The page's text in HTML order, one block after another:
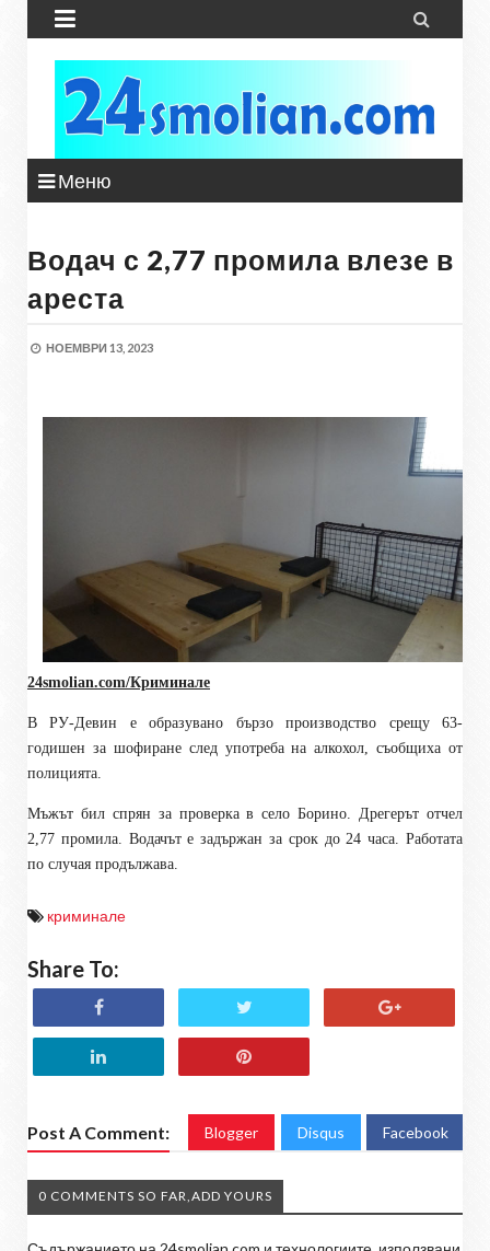
 
Меню
Водач с 2,77 промила влезе в
ареста
НОЕМВРИ 13, 2023
24smolian.com/Криминале
В РУ-Девин е образувано бързо производство срещу 63-
годишен за шофиране след употреба на алкохол, съобщиха от
полицията.
Мъжът бил спрян за проверка в село Борино. Дрегерът отчел
2,77 промила. Водачът е задържан за срок до 24 часа. Работата
по случая продължава.
криминале
Share To:
Post A Comment: Blogger Disqus Facebook
0 COMMENTS SO FAR,ADD YOURS